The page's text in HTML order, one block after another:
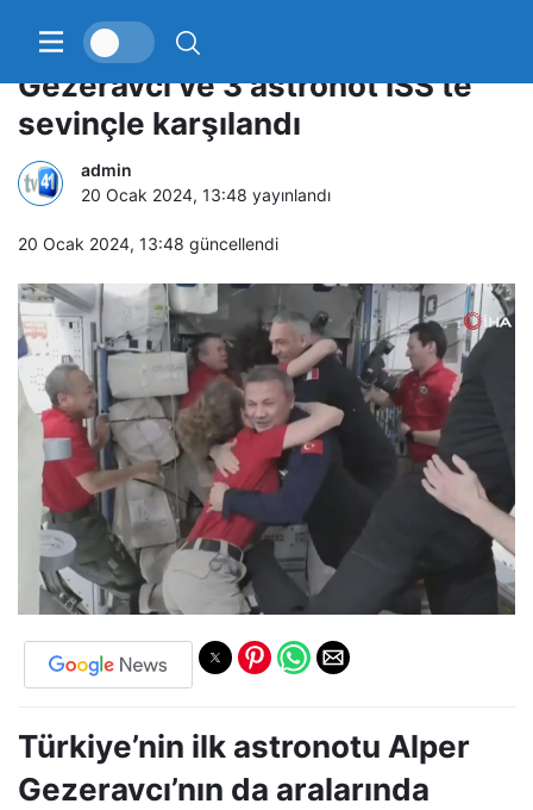
Türkiye’nin ilk astronotu
Gezeravcı ve 3 astronot ISS’te
sevinçle karşılandı
admin
20 Ocak 2024, 13:48 yayınlandı
20 Ocak 2024, 13:48 güncellendi
Türkiye’nin ilk astronotu Alper
Gezeravcı’nın da aralarında